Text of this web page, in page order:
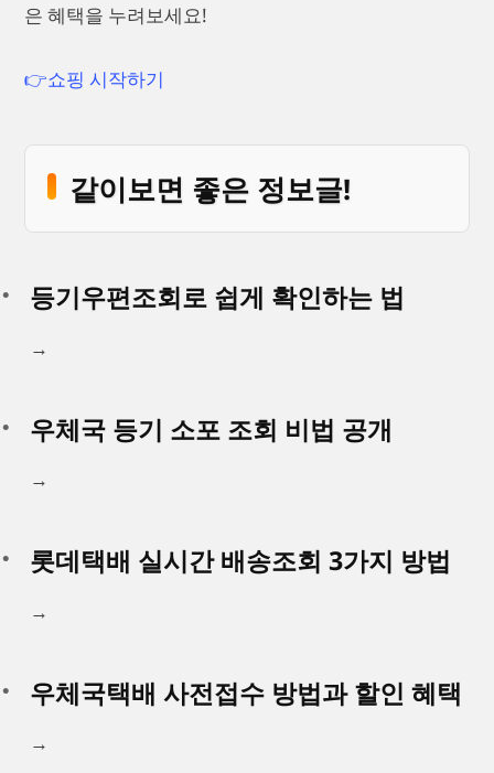
은 혜택을 누려보세요!
👉쇼핑 시작하기
같이보면 좋은 정보글!
등기우편조회로 쉽게 확인하는 법
→
우체국 등기 소포 조회 비법 공개
→
롯데택배 실시간 배송조회 3가지 방법
→
우체국택배 사전접수 방법과 할인 혜택
→